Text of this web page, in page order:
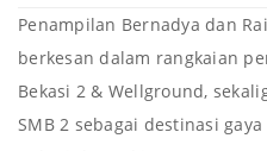
Penampilan Bernadya dan
berkesan dalam rangkaian
Bekasi 2 & Wellground,
SMB 2 sebagai destinasi